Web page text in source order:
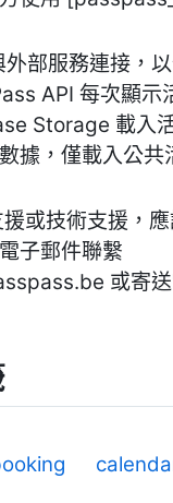
部服務連接，
API 每次顯示
Storage 載入
據，僅載入公共
或技術支援，
子郵件聯繫
或寄